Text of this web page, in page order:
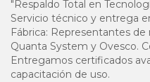
"Respaldo Total en
Servicio técnico y entrega
Fábrica: Representantes
Quanta System y Ovesco.
Entregamos certificados
capacitación de uso.